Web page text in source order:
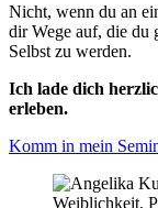
Nicht, wenn du an
dir Wege auf, die du
Selbst zu werden.
Ich lade dich
erleben.
Komm in mein